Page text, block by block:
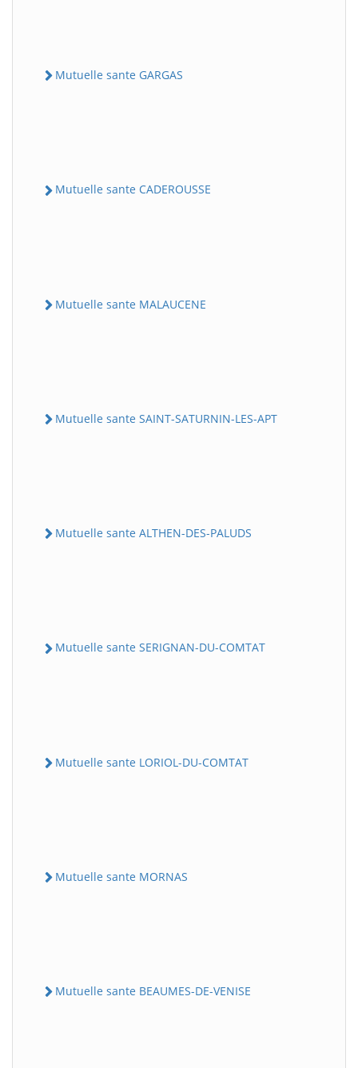
Mutuelle sante GARGAS
Mutuelle sante CADEROUSSE
Mutuelle sante MALAUCENE
Mutuelle sante SAINT-SATURNIN-LES-APT
Mutuelle sante ALTHEN-DES-PALUDS
Mutuelle sante SERIGNAN-DU-COMTAT
Mutuelle sante LORIOL-DU-COMTAT
Mutuelle sante MORNAS
Mutuelle sante BEAUMES-DE-VENISE